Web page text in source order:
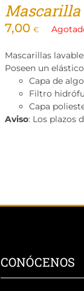
Mascarilla
7,00 €
Mascarillas
Poseen un
Capa de
Filtro
Capa
Aviso: Los plazos
CONÓCENOS